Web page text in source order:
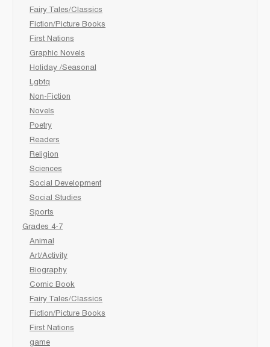
Fairy Tales/Classics
Fiction/Picture Books
First Nations
Graphic Novels
Holiday /Seasonal
Lgbtq
Non-Fiction
Novels
Poetry
Readers
Religion
Sciences
Social Development
Social Studies
Sports
Grades 4-7
Animal
Art/Activity
Biography
Comic Book
Fairy Tales/Classics
Fiction/Picture Books
First Nations
game